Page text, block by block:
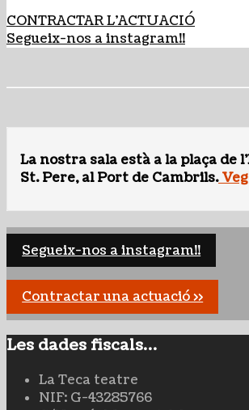
CONTRACTAR L'ACTUACIÓ
Segueix-nos a instagram!!
La nostra sala està a la plaça de
St. Pere, al Port de Cambrils.
Segueix-nos a instagram!!
Contractar una actuació >>
Les dades fiscals…
La Teca teatre
NIF: G-43285766